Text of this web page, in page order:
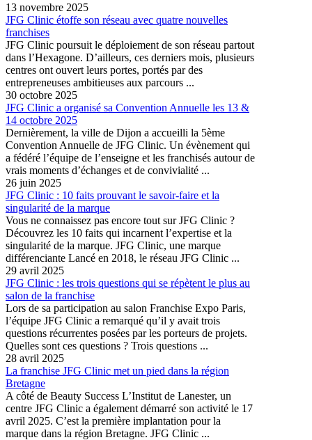
13 novembre 2025
JFG Clinic étoffe son réseau avec quatre nouvelles
franchises
JFG Clinic poursuit le déploiement de son réseau partout
dans l’Hexagone. D’ailleurs, ces derniers mois, plusieurs
centres ont ouvert leurs portes, portés par des
entrepreneuses ambitieuses aux parcours ...
30 octobre 2025
JFG Clinic a organisé sa Convention Annuelle les 13 &
14 octobre 2025
Dernièrement, la ville de Dijon a accueilli la 5ème
Convention Annuelle de JFG Clinic. Un évènement qui
a fédéré l’équipe de l’enseigne et les franchisés autour de
vrais moments d’échanges et de convivialité ...
26 juin 2025
JFG Clinic : 10 faits prouvant le savoir-faire et la
singularité de la marque
Vous ne connaissez pas encore tout sur JFG Clinic ?
Découvrez les 10 faits qui incarnent l’expertise et la
singularité de la marque. JFG Clinic, une marque
différenciante Lancé en 2018, le réseau JFG Clinic ...
29 avril 2025
JFG Clinic : les trois questions qui se répètent le plus au
salon de la franchise
Lors de sa participation au salon Franchise Expo Paris,
l’équipe JFG Clinic a remarqué qu’il y avait trois
questions récurrentes posées par les porteurs de projets.
Quelles sont ces questions ? Trois questions ...
28 avril 2025
La franchise JFG Clinic met un pied dans la région
Bretagne
A côté de Beauty Success L’Institut de Lanester, un
centre JFG Clinic a également démarré son activité le 17
avril 2025. C’est la première implantation pour la
marque dans la région Bretagne. JFG Clinic ...